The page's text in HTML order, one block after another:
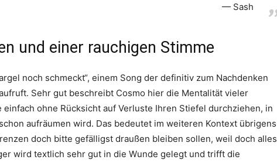
Sash
und einer rauchigen Stimme
noch schmeckt“, einem Song der definitiv zum Nachdenken
Sehr gut beschreibt Cosmo hier die Mentalität vieler
einfach ohne Rücksicht auf Verluste Ihren Stiefel durchziehen, in
aufräumen wird. Das bedeutet im weiteren Kontext übrigens
doch bitte gefälligst draußen bleiben sollen, weil doch alles
wird textlich sehr gut in die Wunde gelegt und trifft die